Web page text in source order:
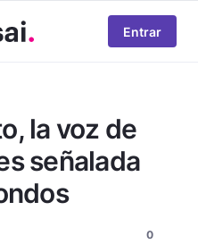
Entrar
la voz de
señalada
0